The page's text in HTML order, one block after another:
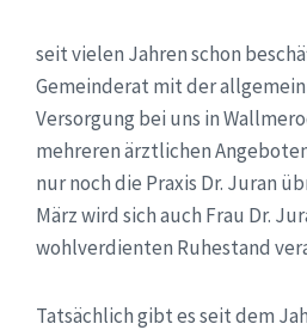
seit vielen Jahren schon
Gemeinderat mit der
Versorgung bei uns in
mehreren ärztlichen
nur noch die Praxis Dr. Juran
März wird sich auch Frau Dr.
wohlverdienten Ruhestand
Tatsächlich gibt es seit dem